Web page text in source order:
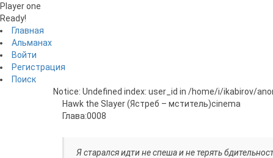
Player one
Ready!
Главная
Альманах
Войти
Регистрация
Поиск
Notice: Undefined index: user_id in /home/i/ikabirov/
Hawk the Slayer (Ястреб – мститель)cinema
Глава:0008
Я старался идти не спеша и не терять